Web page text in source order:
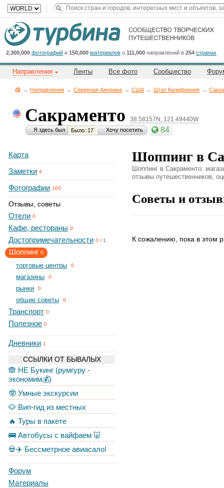
2,300,000 фотографий и 150,000 материалов о 111,000 направлений в 254 странах
Направления Ленты Все фото Сообщество
→ Направления → Северная Америка → CША → Штат Калифорния →
Сакраменто 38.58157N, 121.49440W
Я здесь был Было: 17 Хочу посетить 84
Карта
Заметки 4
Фотографии 100
Отзывы, советы
Отели 0
Кафе, рестораны 0
Достопримечательности 0 / 1
Шоппинг 0
торговые центры 0
магазины 0
рынки 0
общие советы 0
Транспорт 0
Полезное 0
Дневники 1
ССЫЛКИ ОТ БЫВАЛЫХ
🙈 НЕ Букинг (румгуру -
экономим💰)
🤓 Умные экскурсии
🐶 Вип-гид из местных
🔥 Туры в пакете
🚌 Автобусы с вайфаем 🐷
💀✈️ Бессметрное авиасало!
Форум
Материалы
Шоппинг в
Шоппинг в Сакраменто:
отзывы путешественников,
Советы и
К сожалению, пока в этом
Cейчас
на
сайте:
Title
Button